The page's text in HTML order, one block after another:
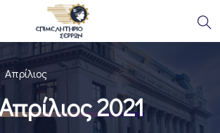
Απρίλιος
2021